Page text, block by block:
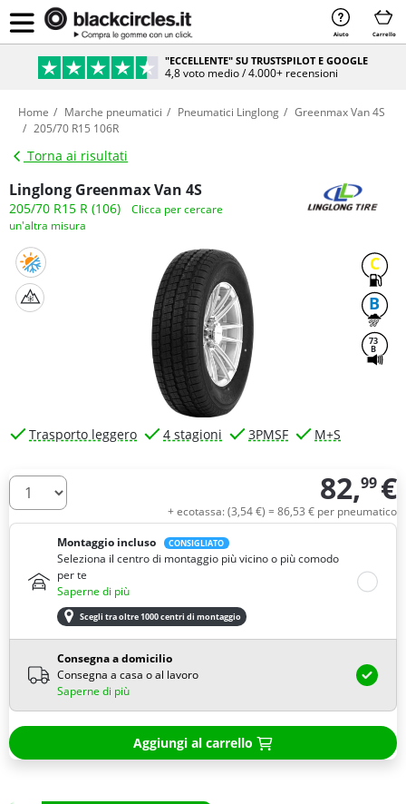
Aiuto Carrello
"ECCELLENTE" SU TRUSTSPILOT E GOOGLE
4,8 voto medio / 4.000+ recensioni
Home Marche pneumatici Pneumatici Linglong
Greenmax Van 4S
205/70 R15 106R
Torna ai risultati
Linglong Greenmax Van 4S
205/70 R15 R (106)
Clicca per cercare
un'altra misura
C
B
73
B
Trasporto leggero 4 stagioni 3PMSF M+S
Quantità 82,99 €
+ ecotassa: (3,54€) = 86,53 € per pneumatico
Montaggio incluso
CONSIGLIATO
Seleziona il centro di montaggio più vicino o più comodo
per te
Saperne di più
Scegli tra oltre 1000 centri di montaggio
Consegna a domicilio
Consegna a casa o al lavoro
Saperne di più
Aggiungi al carrello